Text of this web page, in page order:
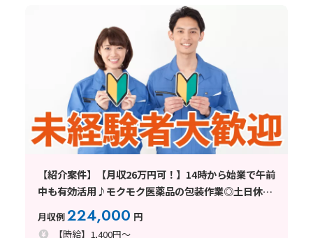
【紹介案件】【月収26万円可！】14時から始業で午前
中も有効活用♪モクモク医薬品の包装作業◎土日休み
で無理なく働けます♪
月収例224,000 円
【時給】1,400円～